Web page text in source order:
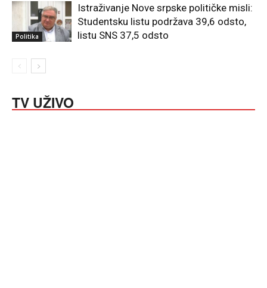
Politika
Istraživanje Nove srpske političke misli:
Studentsku listu podržava 39,6 odsto,
listu SNS 37,5 odsto
TV UŽIVO